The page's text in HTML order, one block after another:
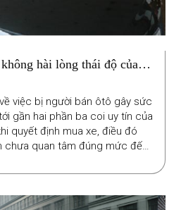
hài lòng thái độ của
việc bị người bán ôtô gây sức
gần hai phần ba coi uy tín của
quyết định mua xe, điều đó
chưa quan tâm đúng mức đến